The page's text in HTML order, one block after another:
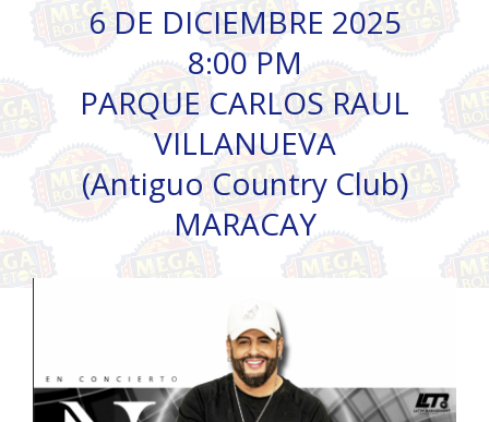
6 DE DICIEMBRE 2025
8:00 PM
PARQUE CARLOS RAUL
VILLANUEVA
(Antiguo Country Club)
MARACAY